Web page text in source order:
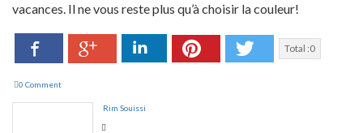
vacances. Il ne vous reste plus qu’à choisir la couleur!
Facebook Google+ LinkedIn Pinterest Twitter
Total :0
0 Comment
Rim Souissi